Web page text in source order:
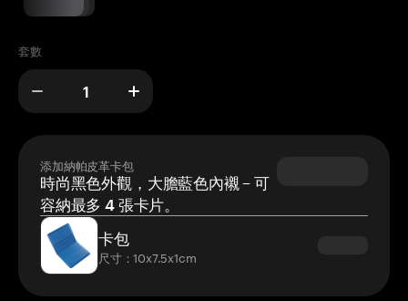
套數
添加納帕皮革卡包
時尚黑色外觀，大膽藍色內襯 – 可
容納最多 4 張卡片。
卡包
尺寸：10x7.5x1cm